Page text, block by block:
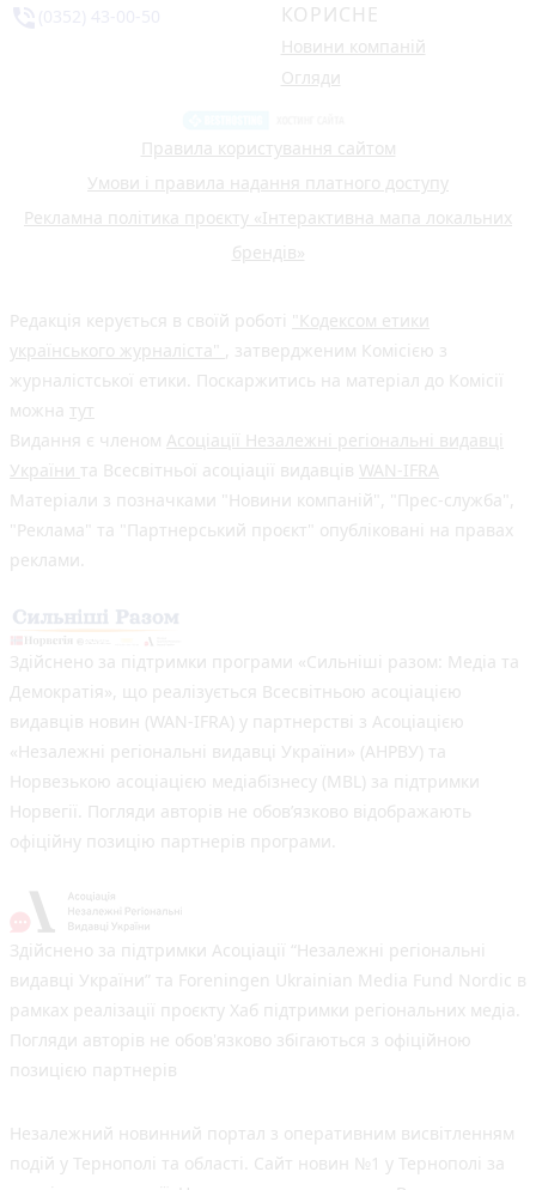
КОРИСНЕ
Новини компаній
Огляди
Правила користування сайтом
Умови і правила надання платного доступу
Рекламна політика проєкту «Інтерактивна мапа локальних
брендів»
Редакція керується в своїй роботі "Кодексом етики
українського журналіста" , затвердженим Комісією з
журналістської етики. Поскаржитись на матеріал до Комісії
можна тут
Видання є членом Асоціації Незалежні регіональні видавці
України та Всесвітньої асоціації видавців WAN-IFRA
Матеріали з позначками "Новини компаній", "Прес-служба",
"Реклама" та "Партнерський проєкт" опубліковані на правах
реклами.
Здійснено за підтримки програми «Сильніші разом: Медіа та
Демократія», що реалізується Всесвітньою асоціацією
видавців новин (WAN-IFRA) у партнерстві з Асоціацією
«Незалежні регіональні видавці України» (АНРВУ) та
Норвезькою асоціацією медіабізнесу (MBL) за підтримки
Норвегії. Погляди авторів не обов’язково відображають
офіційну позицію партнерів програми.
Здійснено за підтримки Асоціації “Незалежні регіональні
видавці України” та Foreningen Ukrainian Media Fund Nordic в
рамках реалізації проєкту Хаб підтримки регіональних медіа.
Погляди авторів не обов'язково збігаються з офіційною
позицією партнерів
Незалежний новинний портал з оперативним висвітленням
подій у Тернополі та області. Сайт новин №1 у Тернополі за